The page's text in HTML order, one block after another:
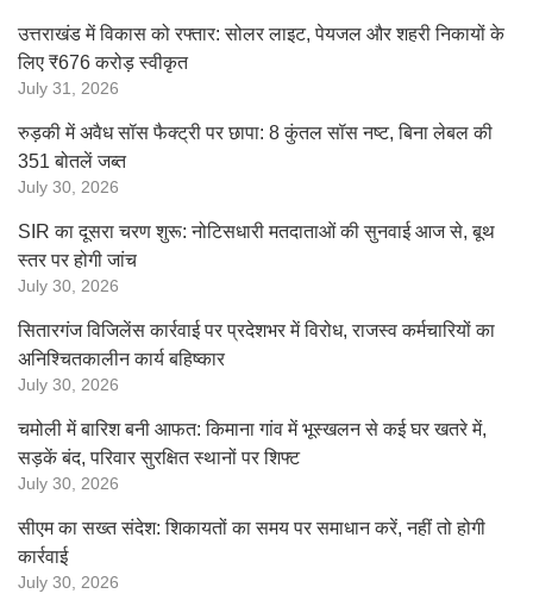
उत्तराखंड में विकास को रफ्तार: सोलर लाइट, पेयजल और शहरी निकायों के
लिए ₹676 करोड़ स्वीकृत
July 31, 2026
रुड़की में अवैध सॉस फैक्ट्री पर छापा: 8 कुंतल सॉस नष्ट, बिना लेबल की
351 बोतलें जब्त
July 30, 2026
SIR का दूसरा चरण शुरू: नोटिसधारी मतदाताओं की सुनवाई आज से, बूथ
स्तर पर होगी जांच
July 30, 2026
सितारगंज विजिलेंस कार्रवाई पर प्रदेशभर में विरोध, राजस्व कर्मचारियों का
अनिश्चितकालीन कार्य बहिष्कार
July 30, 2026
चमोली में बारिश बनी आफत: किमाना गांव में भूस्खलन से कई घर खतरे में,
सड़कें बंद, परिवार सुरक्षित स्थानों पर शिफ्ट
July 30, 2026
सीएम का सख्त संदेश: शिकायतों का समय पर समाधान करें, नहीं तो होगी
कार्रवाई
July 30, 2026